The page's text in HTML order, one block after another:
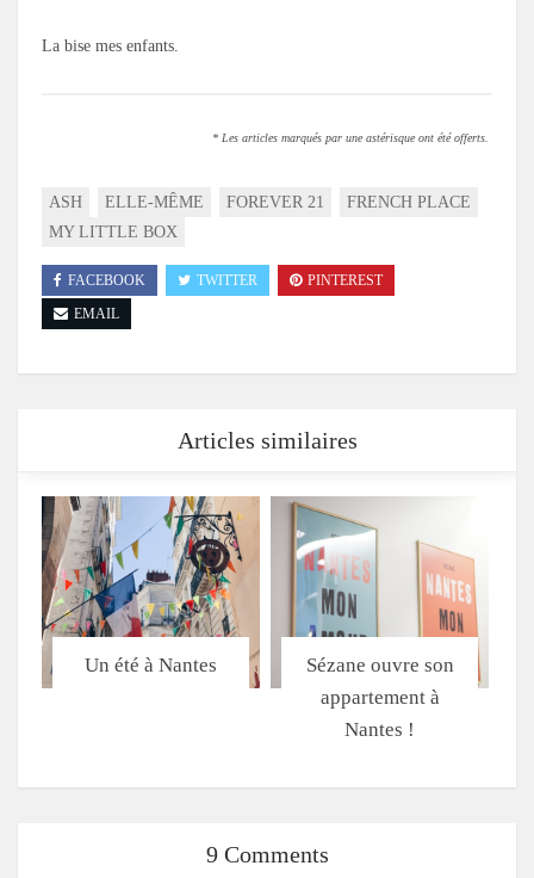
La bise mes enfants.
* Les articles marqués par une astérisque ont été offerts.
ASH ELLE-MÊME FOREVER 21
FRENCH PLACE
MY LITTLE BOX
FACEBOOK TWITTER
PINTEREST
EMAIL
Articles similaires
Un été à Nantes
Sézane ouvre son
appartement à
Nantes !
9 Comments